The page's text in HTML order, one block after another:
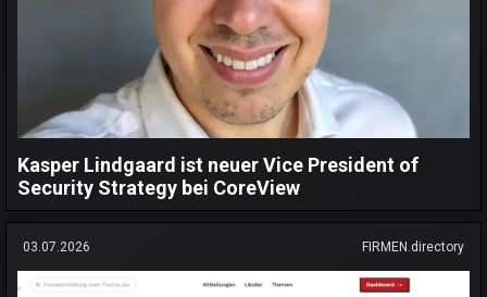
Kasper Lindgaard ist neuer Vice President of
Security Strategy bei CoreView
03.07.2026 FIRMEN.directory